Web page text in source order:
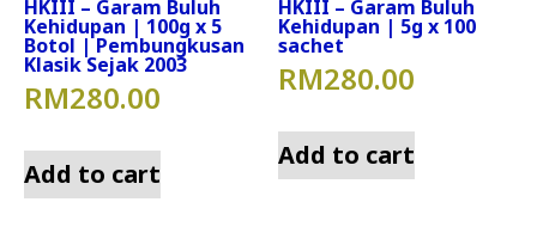
HKIII – Garam Buluh
Kehidupan | 100g x 5
Botol | Pembungkusan
Klasik Sejak 2003
RM280.00
Add to cart
HKIII – Garam Buluh
Kehidupan | 5g x 100
sachet
RM280.00
Add to cart